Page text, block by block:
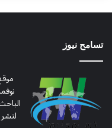
تسامح نيوز
لنشر